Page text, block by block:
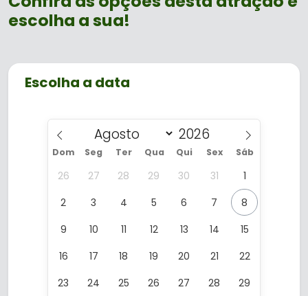
amantes da natureza, combinando
emoção, contemplação e aprendizado
escolha a sua!
Escolha a data
Dom Seg Ter Qua Qui Sex Sáb
26 27 28 29 30 31
1
2
3 4 5 6 7
8
9
10 11 12 13 14
15
16
17 18 19 20 21
22
23
24 25 26 27 28
29